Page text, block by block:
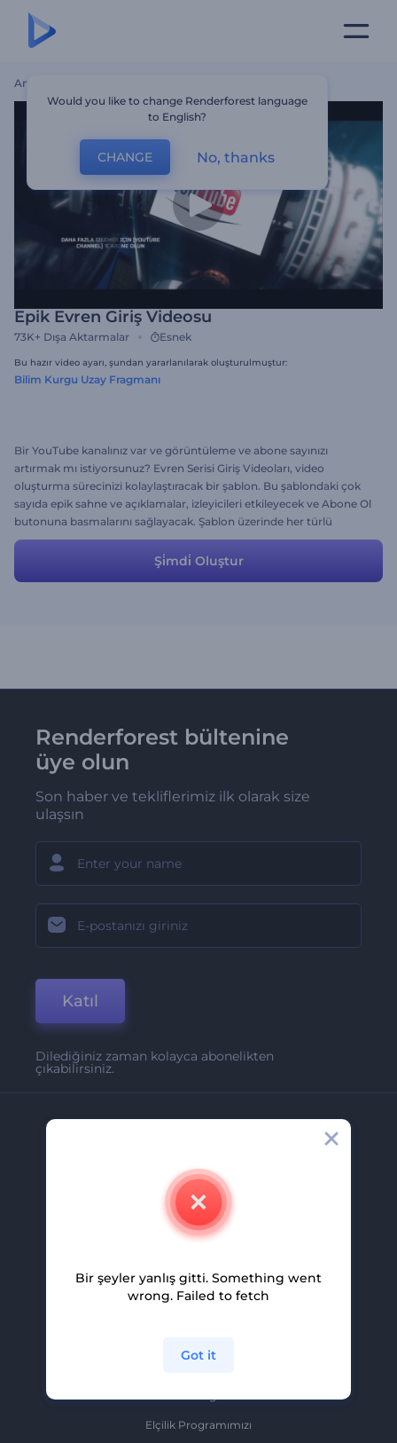
Ana Sayfa
Epik Evren Giriş Videosu
73K+ Dışa Aktarmalar Esnek
Bu hazır video ayarı, şundan yararlanılarak oluşturulmuştur:
Bilim Kurgu Uzay Fragmanı
Bir YouTube kanalınız var ve görüntüleme ve abone sayınızı
artırmak mı istiyorsunuz? Evren Serisi Giriş Videoları, video
oluşturma sürecinizi kolaylaştıracak bir şablon. Bu şablondaki çok
sayıda epik sahne ve açıklamalar, izleyicileri etkileyecek ve Abone Ol
butonuna basmalarını sağlayacak. Şablon üzerinde her türlü
değişikliği yaparak son şeklini verebilirsiniz.
Şi̇mdi̇ Oluştur
Renderforest bültenine
üye olun
Son haber ve tekliflerimiz ilk olarak size
ulaşsın
Katıl
Dilediğiniz zaman kolayca abonelikten
çıkabilirsiniz.
İletişim
Kariyer
Ortaklık Programı
Elçilik Programımızı
Would you like to change Renderforest language
to English?
CHANGE No, thanks
Bir şeyler yanlış gitti. Something went
wrong. Failed to fetch
Got it